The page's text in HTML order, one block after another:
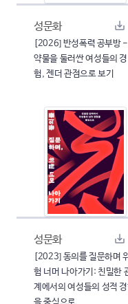
성문화
[2026] 반성폭력 공부방 -
약물을 둘러싼 여성들의 경
험, 젠더 관점으로 보기
성문화
[2023] 동의를 질문하며 위
험 너머 나아가기: 친밀한
계에서의 여성들의 성적 경